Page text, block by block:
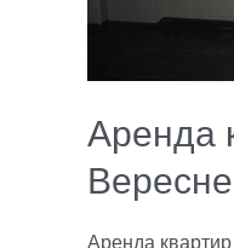
Аренда
Аренда